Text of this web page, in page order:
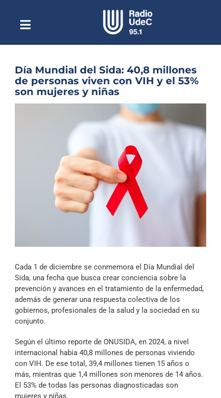
contenidoToggle
NavigationEscuchar Radio UdeC en vivo
Quiénes Somos
Programación
Podcast
Reportajes
Columnas
Música Clásica
Especiales
Día Mundial del Sida: 40,8 millones
de personas viven con VIH y el 53%
son mujeres y niñas
Cada 1 de diciembre se conmemora el Día Mundial del
Sida, una fecha que busca crear conciencia sobre la
prevención y avances en el tratamiento de la enfermedad,
además de generar una respuesta colectiva de los
gobiernos, profesionales de la salud y la sociedad en su
conjunto.
Según el último reporte de ONUSIDA, en 2024, a nivel
internacional había 40,8 millones de personas viviendo
con VIH. De ese total, 39,4 millones tienen 15 años o
más, mientras que 1,4 millones son menores de 14 años.
El 53% de todas las personas diagnosticadas son
mujeres y niñas.